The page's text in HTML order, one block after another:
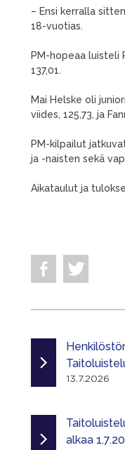
– Ensi kerralla
18-vuotias.
PM-hopeaa luisteli
137,01.
Mai Helske oli
viides, 125,73, ja
PM-kilpailut
ja -naisten sekä
Aikataulut ja
13.7.2026
alkaa